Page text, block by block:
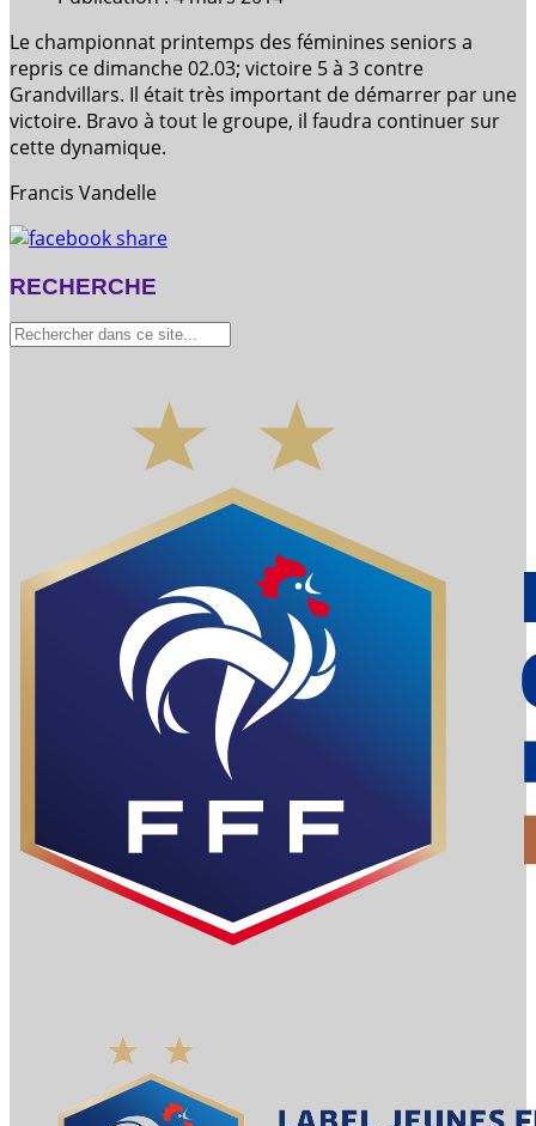
Le championnat printemps des féminines seniors a
repris ce dimanche02.03; victoire 5 à 3 contre
Grandvillars. Il était très important de démarrer par une
victoire. Bravo à tout le groupe, il faudra continuer sur
cette dynamique.
Francis Vandelle
RECHERCHE